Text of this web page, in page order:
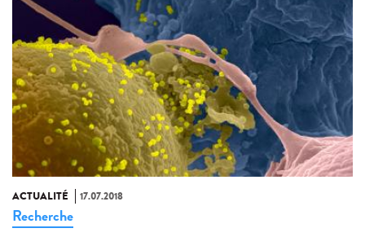
ACTUALITÉ 17.07.2018
Recherche